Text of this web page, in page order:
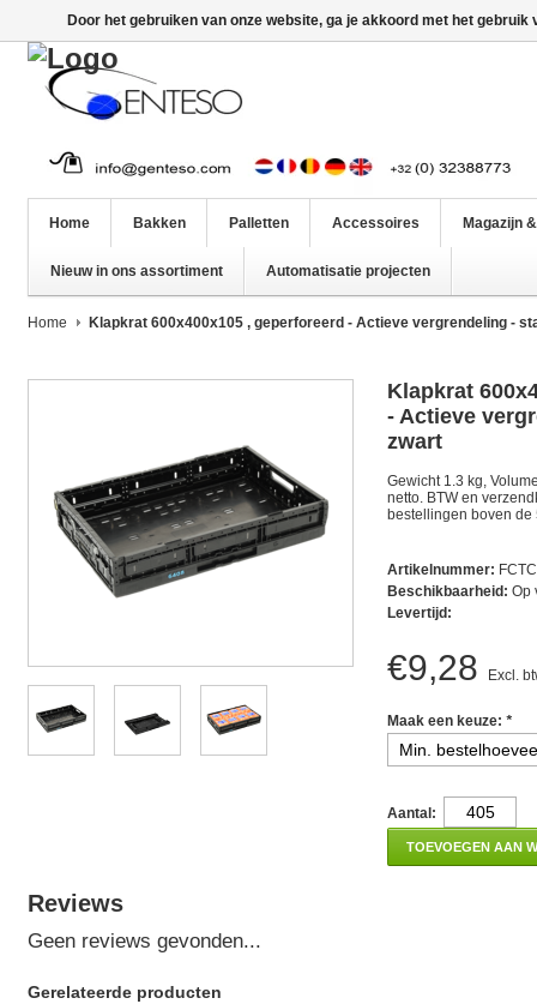
Home Bakken Palletten Accessoires Magazijn
Nieuw in ons assortiment Automatisatie projecten
Home Klapkrat 600x400x105 , geperforeerd - Actieve vergrendeling -
Klapkrat
- Actieve
zwart
Gewicht 1.3 kg,
netto. BTW en
bestellingen boven de
Artikelnummer:
Beschikbaarheid: Op
Levertijd:
€9,28 Excl.
Maak een keuze: *
Aantal:
TOEVOEGEN AAN
Reviews
Geen reviews gevonden...
Gerelateerde producten
Door het gebruiken van onze website, ga je akkoord met het